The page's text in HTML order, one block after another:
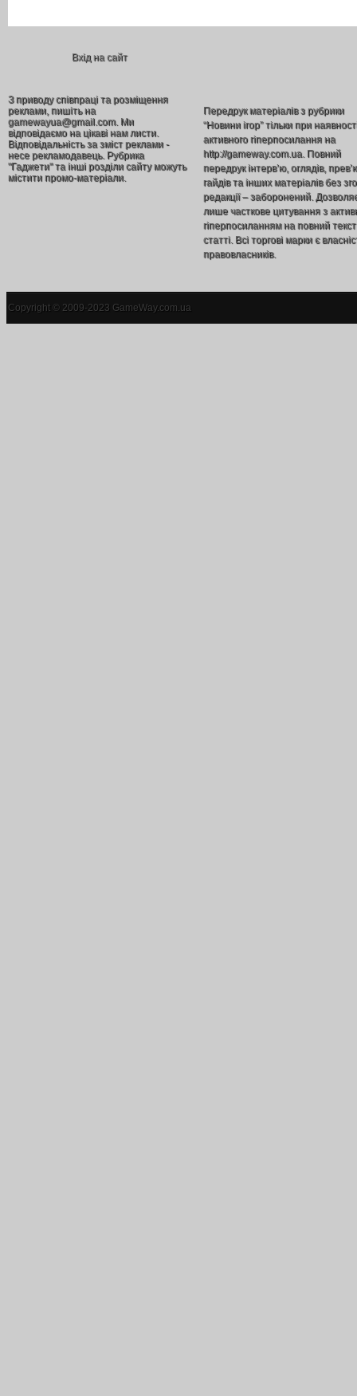
Вхід на сайт
З приводу співпраці та розміщення
реклами, пишіть на
gamewayua@gmail.com. Ми
відповідаємо на цікаві нам листи.
Відповідальність за зміст реклами -
несе рекламодавець. Рубрика
"Гаджети" та інші розділи сайту можуть
містити промо-матеріали.
Передрук матеріалів з рубрики
“Новини ігор” тільки при
активного гіперпосилання на
http://gameway.com.ua. Повний
передрук інтерв’ю, оглядів,
гайдів та інших матеріалів без
редакції – заборонений.
лише часткове цитування з
гіперпосиланням на повний текст
статті. Всі торгові марки є
правовласників.
Copyright © 2009-2023 GameWay.com.ua